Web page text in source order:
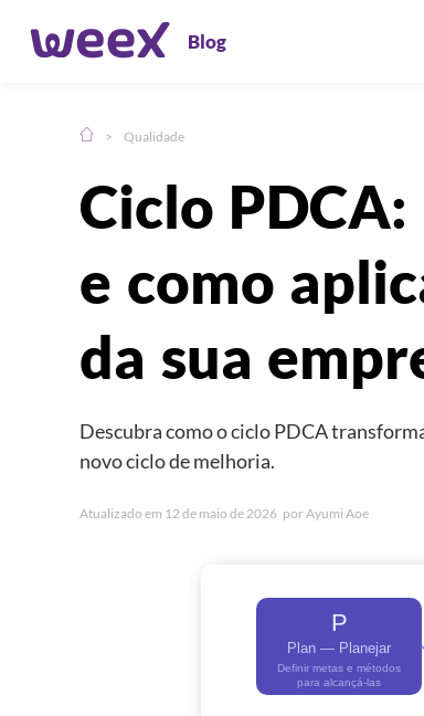
Blog
Compartilhe:
> Qualidade
Ciclo
e como
da sua
Descubra como o ciclo PDCA
novo ciclo de melhoria.
Atualizado em 12 de maio de 2026 porAyumi Aoe